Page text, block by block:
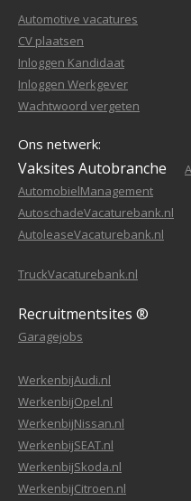
Automotive vacatures
CV plaatsen
Inloggen Kandidaat
Inloggen Werkgever
Wachtwoord vergeten
Ons netwerk:
Vaksites Autobranche
AutomobielManagement
AutoschadeVacaturebank.nl
AutoleaseVacaturebank.nl
TruckVacaturebank.nl
Recruitmentsites ®
Garagejobs
WerkenbijAudi.nl
WerkenbijOpel.nl
WerkenbijNissan.nl
WerkenbijSEAT.nl
WerkenbijSkoda.nl
WerkenbijCitroen.nl